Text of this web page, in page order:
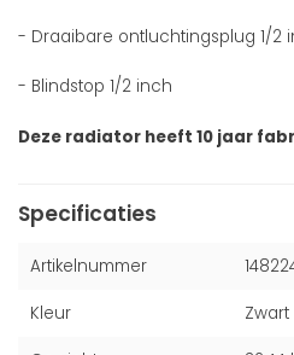
- Draaibare ontluchtingsplug 1/2
- Blindstop 1/2 inch
Deze radiator heeft 10 jaar
Specificaties
Artikelnummer
Kleur Zwart